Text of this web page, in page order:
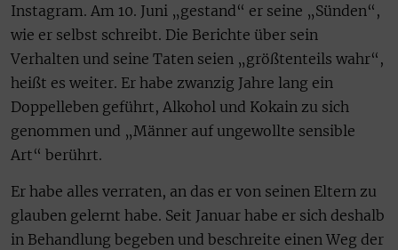
Instagram. Am 10. Juni „gestand“ er seine „Sünden“,
wie er selbst schreibt. Die Berichte über sein
Verhalten und seine Taten seien „größtenteils wahr“,
heißt es weiter. Er habe zwanzig Jahre lang ein
Doppelleben geführt, Alkohol und Kokain zu sich
genommen und „Männer auf ungewollte sensible
Art“ berührt.
Er habe alles verraten, an das er von seinen Eltern zu
glauben gelernt habe. Seit Januar habe er sich deshalb
in Behandlung begeben und beschreite einen Weg der